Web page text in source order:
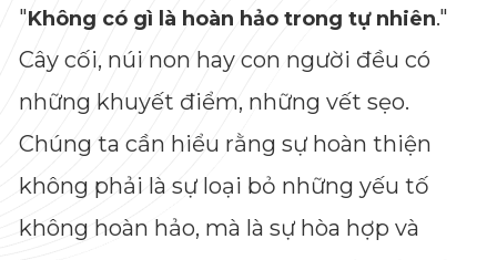
"Không có gì là hoàn hảo trong tự nhiên."
Cây cối, núi non hay con người đều có
những khuyết điểm, những vết sẹo.
Chúng ta cần hiểu rằng sự hoàn thiện
không phải là sự loại bỏ những yếu tố
không hoàn hảo, mà là sự hòa hợp và